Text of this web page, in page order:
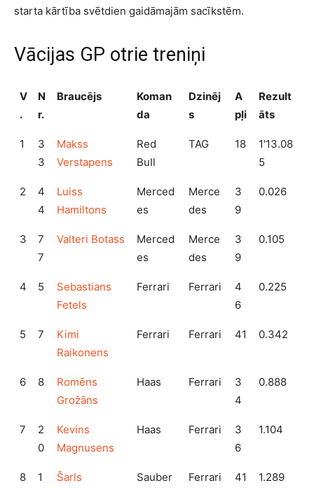
starta kārtība svētdien gaidāmajām sacīkstēm.
Vācijas GP otrie treniņi
V
.
N
r.
Braucējs
Koman
da
Dzinēj
s
A
pļi
Rezult
āts
1
3
3
Makss
Verstapens
Red
Bull
TAG 18
1'13.08
5
2
4
4
Luiss
Hamiltons
Merced
es
Merce
des
3
9
0.026
3
7
7
Valteri Botass
Merced
es
Merce
des
3
9
0.105
4 5
Sebastians
Fetels
Ferrari Ferrari
4
6
0.225
5 7
Kimi
Raikonens
Ferrari Ferrari 41 0.342
6 8
Romēns
Grožāns
Haas Ferrari
3
4
0.888
7
2
0
Kevins
Magnusens
Haas Ferrari
3
6
1.104
8
1
Šarls
Sauber Ferrari 41 1.289